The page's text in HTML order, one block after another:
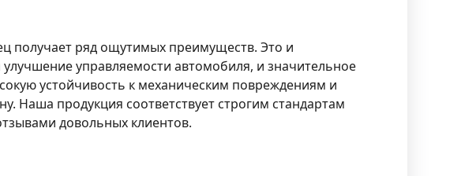
получает ряд ощутимых преимуществ. Это и
управляемости автомобиля, и значительное
устойчивость к механическим повреждениям и
Наша продукция соответствует строгим стандартам
довольных клиентов.